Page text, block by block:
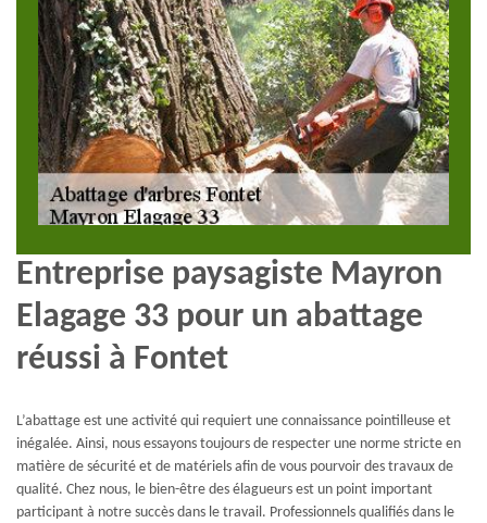
Entreprise paysagiste Mayron
Elagage 33 pour un abattage
réussi à Fontet
L’abattage est une activité qui requiert une connaissance pointilleuse et
inégalée. Ainsi, nous essayons toujours de respecter une norme stricte en
matière de sécurité et de matériels afin de vous pourvoir des travaux de
qualité. Chez nous, le bien-être des élagueurs est un point important
participant à notre succès dans le travail. Professionnels qualifiés dans le